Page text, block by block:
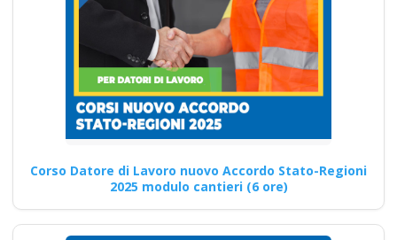
di Lavoro
Aggiornamento normativo per
i responsabili aziendali sulla
sicurezza Formazione Mista
sull'Integrazione del…
Corso Datore di Lavoro nuovo Accordo Stato-Regioni
2025 modulo cantieri (6 ore)